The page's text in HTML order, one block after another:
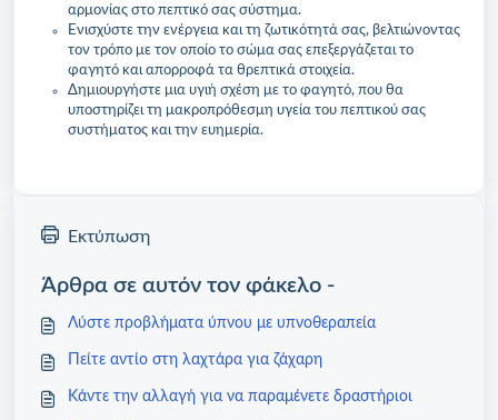
αρμονίας στο πεπτικό σας σύστημα.
Ενισχύστε την ενέργεια και τη ζωτικότητά σας, βελτιώνοντας
τον τρόπο με τον οποίο το σώμα σας επεξεργάζεται το
φαγητό και απορροφά τα θρεπτικά στοιχεία.
Δημιουργήστε μια υγιή σχέση με το φαγητό, που θα
υποστηρίζει τη μακροπρόθεσμη υγεία του πεπτικού σας
συστήματος και την ευημερία.
Εκτύπωση
Άρθρα σε αυτόν τον φάκελο -
Λύστε προβλήματα ύπνου με υπνοθεραπεία
Πείτε αντίο στη λαχτάρα για ζάχαρη
Κάντε την αλλαγή για να παραμένετε δραστήριοι